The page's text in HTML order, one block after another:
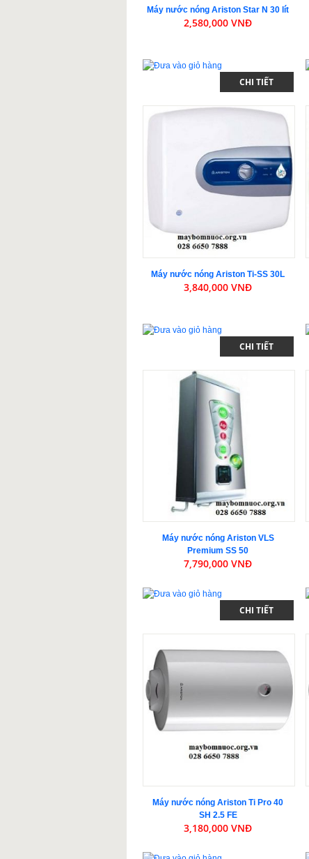
Máy nước nóng Ariston Star N 30 lít
2,580,000 VNĐ
CHI TIẾT
Máy nước nóng Ariston Ti-SS 30L
3,840,000 VNĐ
CHI TIẾT
Máy nước nóng Ariston VLS
Premium SS 50
7,790,000 VNĐ
CHI TIẾT
Máy nước nóng Ariston Ti Pro 40
SH 2.5 FE
3,180,000 VNĐ